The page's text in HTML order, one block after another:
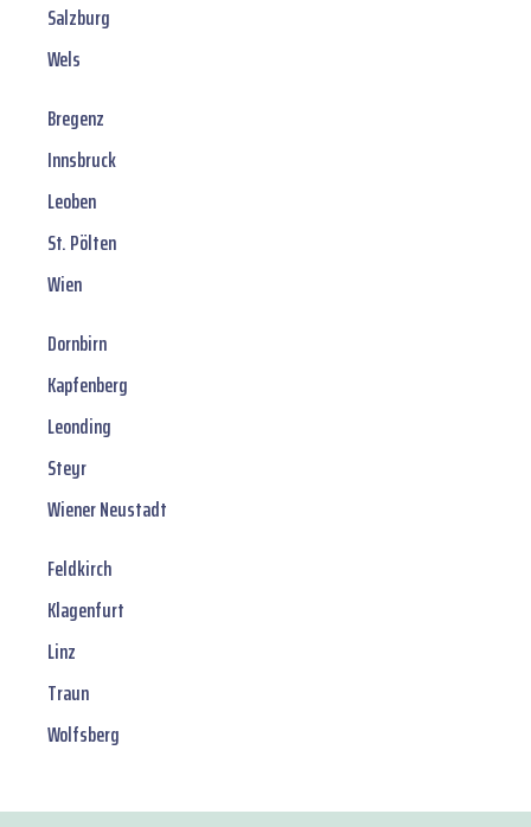
Salzburg
Wels
Bregenz
Innsbruck
Leoben
St. Pölten
Wien
Dornbirn
Kapfenberg
Leonding
Steyr
Wiener Neustadt
Feldkirch
Klagenfurt
Linz
Traun
Wolfsberg